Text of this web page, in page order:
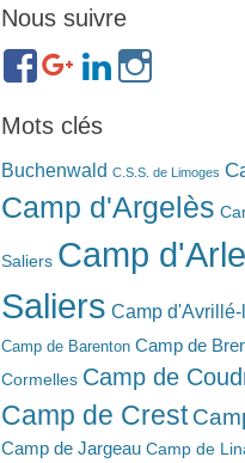
Nous suivre
https://
ref=br_rs
https://https://
bonin-
Mots clés
Buchenwald C.S.S. de Limoges
Camp d'Argelès
Saliers Camp
Saliers Camp
Camp de Barenton Camp de
Cormelles Camp de
Camp de Crest
Camp de Jargeau Camp de